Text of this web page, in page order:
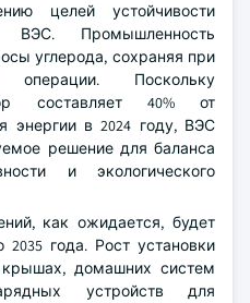
целей устойчивости
ВЭС. Промышленность
углерода, сохраняя при
Поскольку
составляет 40% от
энергии в 2024 году, ВЭС
решение для баланса
и экологического
как ожидается, будет
года. Рост установки
домашних систем
устройств для